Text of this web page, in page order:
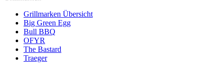
Grillmarken Übersicht
Big Green Egg
Bull BBQ
OFYR
The Bastard
Traeger